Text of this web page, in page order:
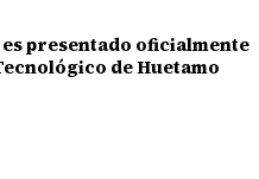
presentado oficialmente
de Huetamo